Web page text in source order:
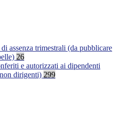
di assenza trimestrali (da pubblicare
26
e autorizzati ai dipendenti
dirigenti) 299